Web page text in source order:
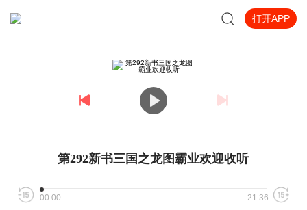
打开APP
第292新书三国之龙图霸业欢迎收听
00:00 21:36